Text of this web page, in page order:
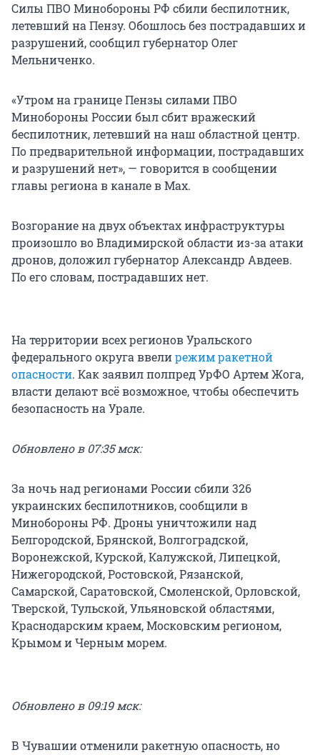
Силы ПВО Минобороны РФ сбили беспилотник,
летевший на Пензу. Обошлось без пострадавших и
разрушений, сообщил губернатор Олег
Мельниченко.
«Утром на границе Пензы силами ПВО
Минобороны России был сбит вражеский
беспилотник, летевший на наш областной центр.
По предварительной информации, пострадавших
и разрушений нет», — говорится в сообщении
главы региона в канале в Max.
Возгорание на двух объектах инфраструктуры
произошло во Владимирской области из-за атаки
дронов, доложил губернатор Александр Авдеев.
По его словам, пострадавших нет.
На территории всех регионов Уральского
федерального округа ввелирежим ракетной
опасности. Как заявил полпред УрФО Артем Жога,
власти делают всё возможное, чтобы обеспечить
безопасность на Урале.
Обновлено в 07:35 мск:
За ночь над регионами России сбили 326
украинских беспилотников, сообщили в
Минобороны РФ. Дроны уничтожили над
Белгородской, Брянской, Волгоградской,
Воронежской, Курской, Калужской, Липецкой,
Нижегородской, Ростовской, Рязанской,
Самарской, Саратовской, Смоленской, Орловской,
Тверской, Тульской, Ульяновской областями,
Краснодарским краем, Московским регионом,
Крымом и Черным морем.
Обновлено в 09:19 мск:
В Чувашии отменили ракетную опасность, но